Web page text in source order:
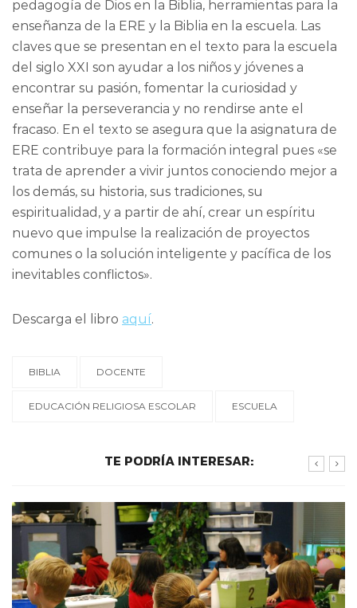
pedagogía de Dios en la Biblia, herramientas para la
enseñanza de la ERE y la Biblia en la escuela. Las
claves que se presentan en el texto para la escuela
del siglo XXI son ayudar a los niños y jóvenes a
encontrar su pasión, fomentar la curiosidad y
enseñar la perseverancia y no rendirse ante el
fracaso. En el texto se asegura que la asignatura de
ERE contribuye para la formación integral pues «se
trata de aprender a vivir juntos conociendo mejor a
los demás, su historia, sus tradiciones, su
espiritualidad, y a partir de ahí, crear un espíritu
nuevo que impulse la realización de proyectos
comunes o la solución inteligente y pacífica de los
inevitables conflictos».
Descarga el libro aquí.
BIBLIA DOCENTE
EDUCACIÓN RELIGIOSA ESCOLAR ESCUELA
TE PODRÍA INTERESAR: